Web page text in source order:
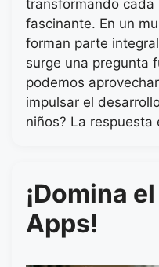
transformando cada
fascinante. En un
forman parte
surge una pregunta
podemos
impulsar el
niños? La
¡Domina
Apps!